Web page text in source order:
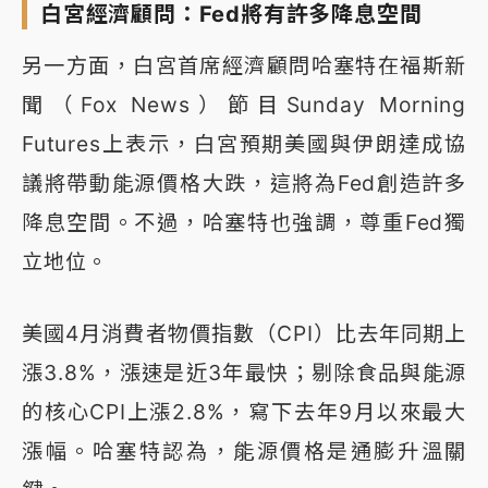
白宮經濟顧問：Fed將有許多降息空間
另一方面，白宮首席經濟顧問哈塞特在福斯新
聞（Fox News）節目Sunday Morning
Futures上表示，白宮預期美國與伊朗達成協
議將帶動能源價格大跌，這將為Fed創造許多
降息空間。不過，哈塞特也強調，尊重Fed獨
立地位。
美國4月消費者物價指數（CPI）比去年同期上
漲3.8%，漲速是近3年最快；剔除食品與能源
的核心CPI上漲2.8%，寫下去年9月以來最大
漲幅。哈塞特認為，能源價格是通膨升溫關